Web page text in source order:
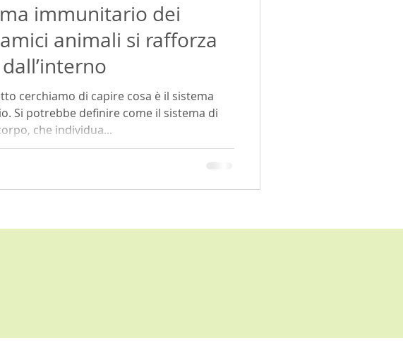
naturali problemi articolari
artrosi e artrite
immunitario dei
animali si rafforza
cerchiamo di capire cosa è il sistema
Si potrebbe definire come il sistema di
che individua...